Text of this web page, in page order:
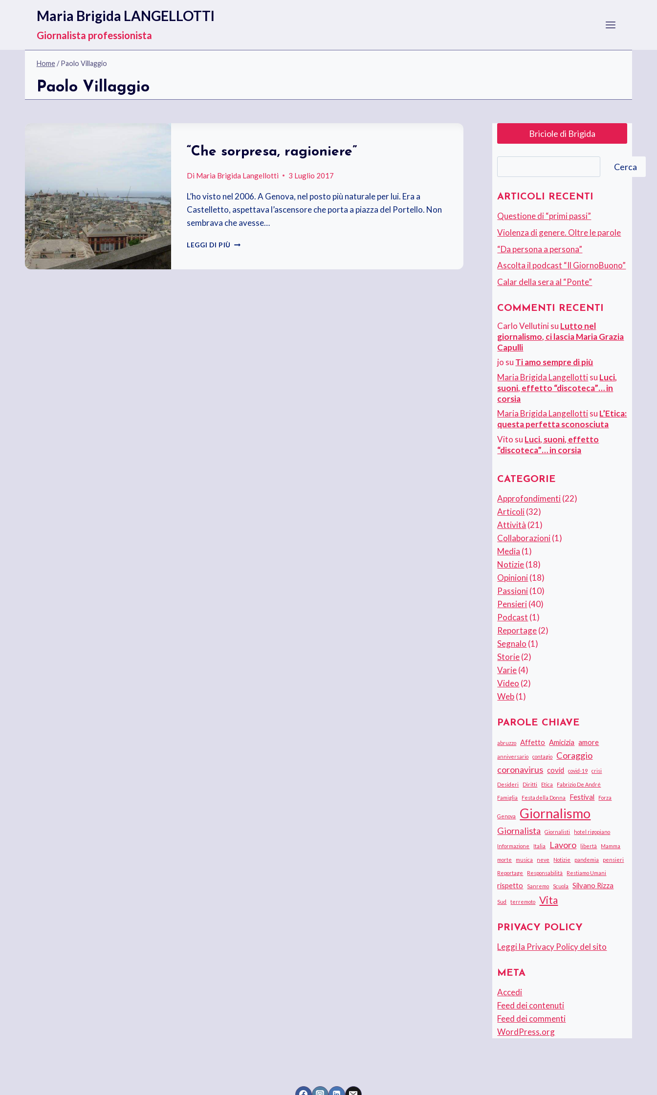
contenuto
Maria Brigida LANGELLOTTI
Giornalista professionista
Home/ Paolo Villaggio
Paolo Villaggio
“Che sorpresa, ragioniere”
Di Maria Brigida Langellotti 3 Luglio 2017
L’ho visto nel 2006. A Genova, nel posto più naturale per lui. Era a
Castelletto, aspettava l’ascensore che porta a piazza del Portello. Non
sembrava che avesse…
LEGGI DI PIÙ “CHE
Briciole di Brigida
Cerca
ARTICOLI RECENTI
Questione di “primi passi”
Violenza di genere. Oltre le parole
“Da persona a persona”
Ascolta il podcast “Il GiornoBuono”
Calar della sera al “Ponte”
COMMENTI RECENTI
Carlo Vellutinisu Lutto nel
giornalismo, ci lascia Maria Grazia
Capulli
jo su Ti amo sempre di più
Maria Brigida Langellottisu Luci,
suoni, effetto “discoteca”… in
corsia
Maria Brigida Langellottisu L’Etica:
questa perfetta sconosciuta
Vito su Luci, suoni, effetto
“discoteca”… in corsia
CATEGORIE
Approfondimenti(22)
Articoli(32)
Attività (21)
Collaborazioni(1)
Media (1)
Notizie(18)
Opinioni(18)
Passioni(10)
Pensieri(40)
Podcast (1)
Reportage(2)
Segnalo (1)
Storie(2)
Varie(4)
Video (2)
Web(1)
PAROLE CHIAVE
abruzzo Affetto Amicizia amore
anniversario contagio
Coraggio
coronavirus covid covid-19 crisi
Desideri Diritti Etica Fabrizio De André
Famiglia Festa della Donna Festival Forza
Genova Giornalismo
Giornalista Giornalisti hotel rigopiano
Informazione Italia Lavoro libertà Mamma
morte musica neve Notizie pandemia pensieri
Reportage Responsabilità Restiamo Umani
rispetto Sanremo Scuola Silvano Rizza
Sud terremoto Vita
PRIVACY POLICY
Leggi la Privacy Policy del sito
META
Accedi
Feed dei contenuti
Feed dei commenti
WordPress.org